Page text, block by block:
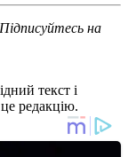
на
текст і
редакцію.